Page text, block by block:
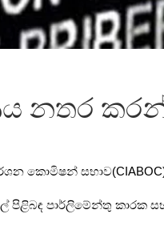
නතර
කොමිෂන්
පිළිබඳ පාර්ලිමේන්තු කාරක